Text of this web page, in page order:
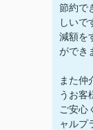
節約で
しいで
減額を
ができ
また仲
うお客
ご安心
ャルプ